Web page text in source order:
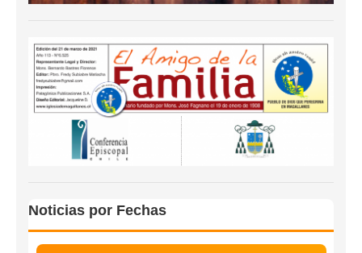
Noticias por Fechas